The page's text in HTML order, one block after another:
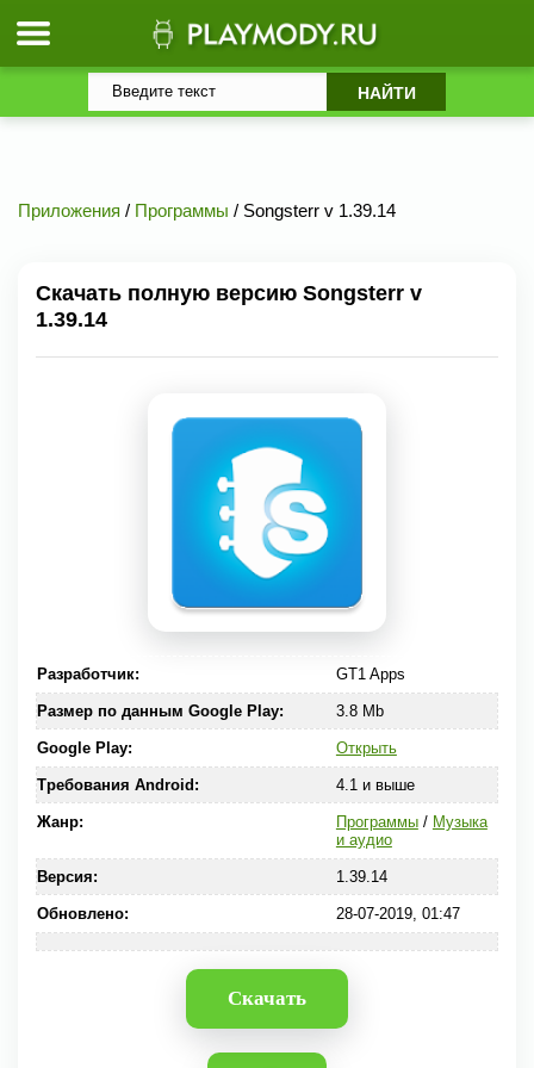
Приложения / Программы / Songsterr v 1.39.14
Скачать полную версию Songsterr v
1.39.14
Разработчик: GT1 Apps
Размер по данным Google Play: 3.8 Mb
Google Play: Открыть
Требования Android: 4.1 и выше
Жанр: Программы/ Музыка
и аудио
Версия: 1.39.14
Обновлено: 28-07-2019, 01:47
Скачать